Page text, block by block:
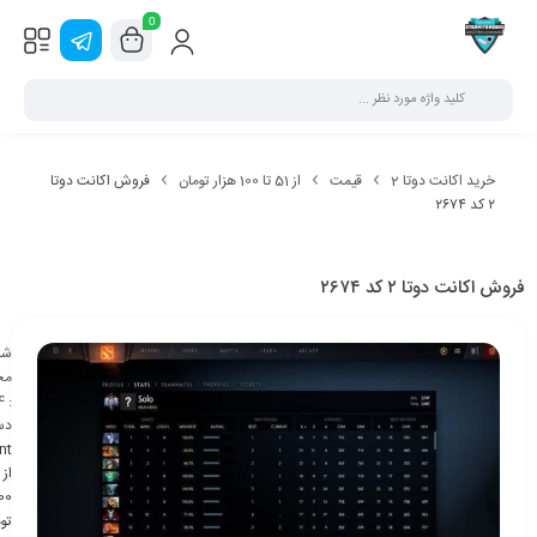
0
خرید اکانت دوتا 2 قیمت از 51 تا 100 هزار تومان
فروش اکانت دوتا
۲ کد ۲۶۷۴
فروش اکانت دوتا ۲ کد ۲۶۷۴
: